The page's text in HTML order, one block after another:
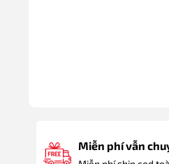
Miễn phí vẫn